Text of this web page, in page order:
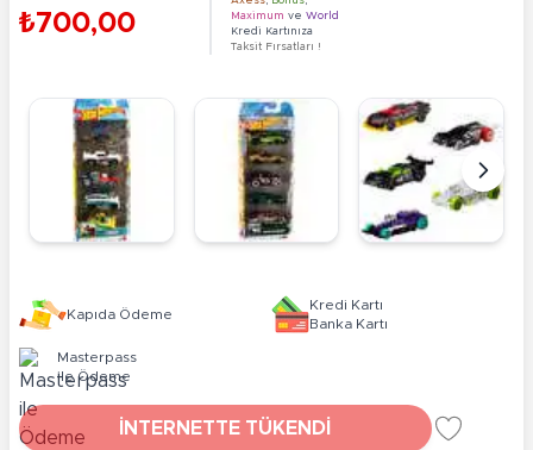
₺700,00
Maximum ve World
Kredi Kartınıza
Taksit Fırsatları !
Kapıda Ödeme
Kredi Kartı
Banka Kartı
Masterpass
ile Ödeme
İNTERNETTE TÜKENDİ